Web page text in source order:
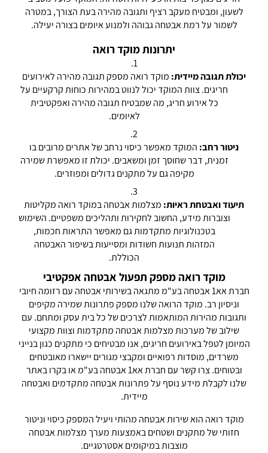
לשעון, ומבטיח מעקב רציף ותגובה מהירה בעת הצורך, במטרה
לשמור על רמת אבטחה גבוהה ולמנוע איומים בצורה יעילה.
יתרונות מוקד רואה
יכולת תגובה מיידית: מוקד רואה מספק תגובה מהירה לאירועים
חריגים. צוות המוקד יכול לנווט במהירות כוחות קרקעיים על
כל אירוע חריג, מה שמבטיח תגובה מהירה ואפקטיבית
לאיומים.
ניטור רחב: המוקד מאפשר כיסוי נרחב של אתרים מרובים בו
זמנית, דבר שחוסך זמן ומשאבים. יכולת זו מאפשרת שמירה
מקיפה גם על מתקנים גדולים ומפוזרים.
תיעוד ואבטחת ראיות: מצלמות אבטחה במוקד רואה מקליטות
וצוברות מידע, החשוב לחקירות ותהליכים משפטיים. השימוש
בטכנולוגיות מתקדמות גם מאפשר התראות חכמות,
המזהות תנועות חשודות ומסייעות בשיפור האבטחה
הכוללת.
מוקד רואה מספק תפעול אבטחה אפקטיבי
חברת אא1 אבטחה בע"מ מתגאה בשירותי אבטחה עם רזומה חיובי
וניסיון רב. מוקד הרואה שלנו מספק פתרונות שמירה מקיפים
ותגובות מהירות המותאמות לצרכים של כל בית עסק ומתחם. עם
שילוב של מערכות מצלמות אבטחה מתקדמות וצוות מקצועי
המיומן לטפל באירועים חריגים, אנו מבטיחים כי מתקנים כגון בנייני
משרדים, מוסדות רפואיים ומקבצי מגורים יישארו מאובטחים
ובטוחים. צרו קשר עם חברת אא1 אבטחה בע"מ או בקרו באתר
שלנו לקבלת מידע נוסף על פתרונות אבטחה מתקדמים ואבטחה
מיידית.
מוקד רואה הוא שירות אבטחה מהותי ויעיל המספק כיסוי וניטור
חזותי של מתקנים ושטחים באמצעות מערך מצלמות אבטחה
מוצבות במיקומים אסטרטגיים.